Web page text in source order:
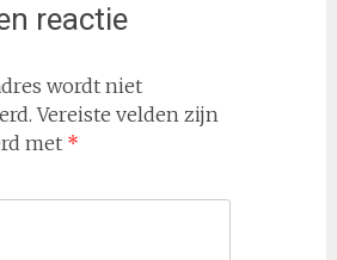
reactie
wordt niet
Vereiste velden zijn
met *